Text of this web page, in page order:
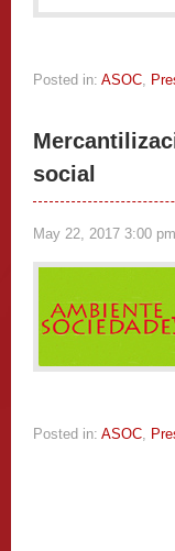
Posted in: ASOC,
social
May 22, 2017 3:00 pm
Posted in: ASOC,